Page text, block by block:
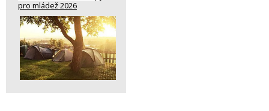
pro mládež 2026